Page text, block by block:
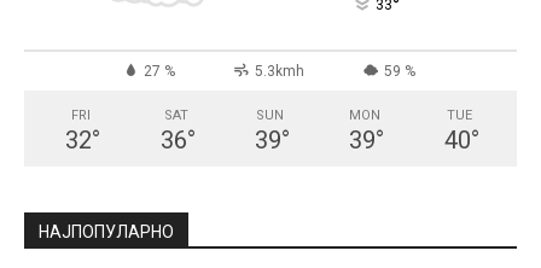
33°
27 % 5.3kmh 59 %
FRI
32°
SAT
36°
SUN
39°
MON
39°
TUE
40°
НАЈПОПУЛАРНО